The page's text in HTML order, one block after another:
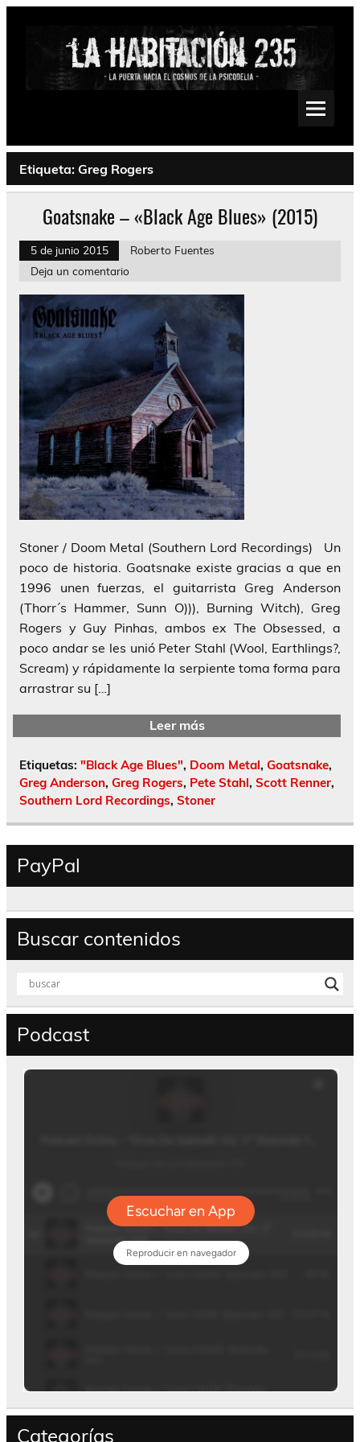
Saltar
Psychedelic, Stoner, Doom, Sludge, Fuzz, Space, Drone
Etiqueta: Greg Rogers
Goatsnake – «Black Age Blues» (2015)
5 de junio 2015
Roberto Fuentes
Deja un comentario
Stoner / Doom Metal (Southern Lord Recordings) Un
poco de historia. Goatsnake existe gracias a que en
1996 unen fuerzas, el guitarrista Greg Anderson
(Thorr´s Hammer, Sunn O))), Burning Witch), Greg
Rogers y Guy Pinhas, ambos ex The Obsessed, a
poco andar se les unió Peter Stahl (Wool, Earthlings?,
Scream) y rápidamente la serpiente toma forma para
arrastrar su […]
Leer más
Etiquetas: "Black Age Blues", Doom Metal, Goatsnake,
Greg Anderson, Greg Rogers, Pete Stahl, Scott Renner,
Southern Lord Recordings, Stoner
PayPal
Buscar contenidos
Podcast
Categorías